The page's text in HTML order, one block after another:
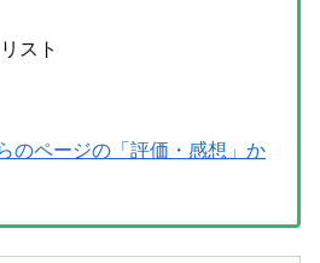
スト
のページの「評価・感想」か